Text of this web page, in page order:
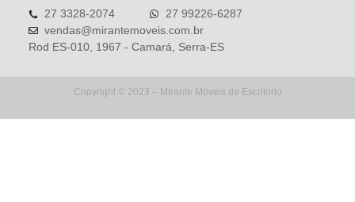
27 3328-2074
27 99226-6287
vendas@mirantemoveis.com.br
Rod ES-010, 1967 - Camará, Serra-ES
Copyright © 2023 – Mirante Móveis de Escritório